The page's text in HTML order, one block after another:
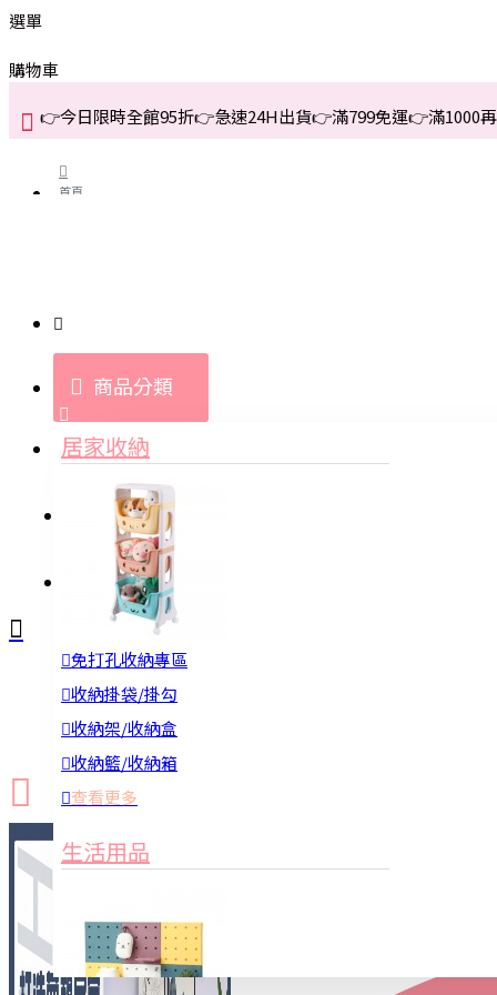
選單
購物車
👉今日限時全館95折👉急速24H出貨👉滿799免運👉滿1000
首頁
商品分類
居家收納
免打孔收納專區
收納掛袋/掛勾
收納架/收納盒
收納籃/收納箱
查看更多
生活用品
登入
新品上市